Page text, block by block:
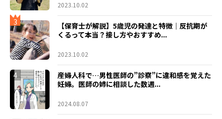
2023.10.02
3
【保育士が解説】5歳児の発達と特徴｜反抗期が
くるって本当？接し方やおすすめ...
2023.10.02
4
産婦人科で…男性医師の”診察”に違和感を覚えた
妊婦。医師の姉に相談した数週...
2024.08.07